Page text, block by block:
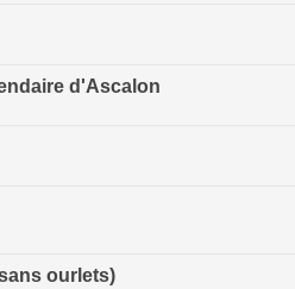
d'Ascalon
ourlets)